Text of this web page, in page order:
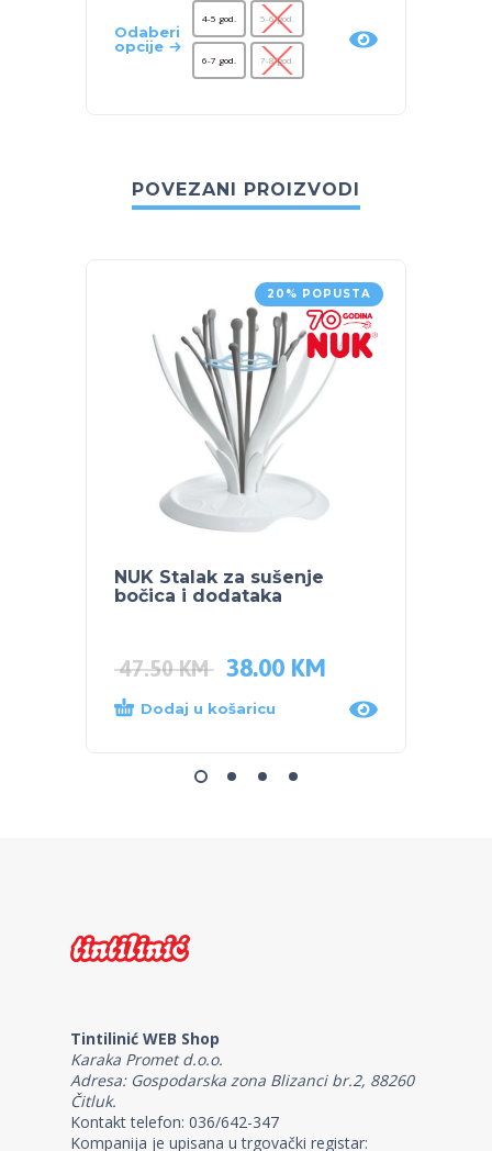
Odaberi
opcije
4-5 god. 5-6 god.
6-7 god. 7-8 god.
POVEZANI PROIZVODI
20% POPUSTA
NUK Stalak za sušenje
bočica i dodataka
47.50KM 38.00 KM
Dodaj u košaricu
Tintilinić WEB Shop
Karaka Promet d.o.o.
Adresa: Gospodarska zona Blizanci br.2, 88260
Čitluk.
Kontakt telefon: 036/642-347
Kompanija je upisana u trgovački registar: